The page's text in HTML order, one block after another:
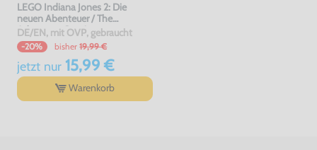
LEGO Indiana Jones 2: Die
neuen Abenteuer / The
Adventure Continues
DE/EN, mit OVP, gebraucht
-20% bisher 19,99 €
jetzt nur15,99 €
Warenkorb